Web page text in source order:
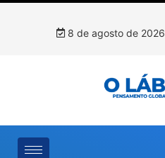
8 de agosto de 2026